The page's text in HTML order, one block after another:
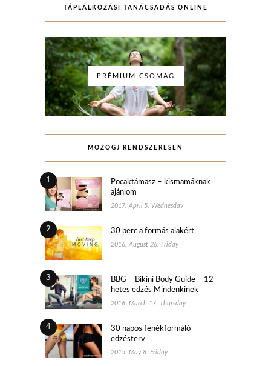
TÁPLÁLKOZÁSI TANÁCSADÁS ONLINE
PRÉMIUM CSOMAG
MOZOGJ RENDSZERESEN
1
Pocaktámasz – kismamáknak
ajánlom
2017. April 5. Wednesday
2 30 perc a formás alakért
2016. August 26. Friday
3
BBG – Bikini Body Guide – 12
hetes edzés Mindenkinek
2016. March 17. Thursday
4
30 napos fenékformáló
edzésterv
2015. May 8. Friday